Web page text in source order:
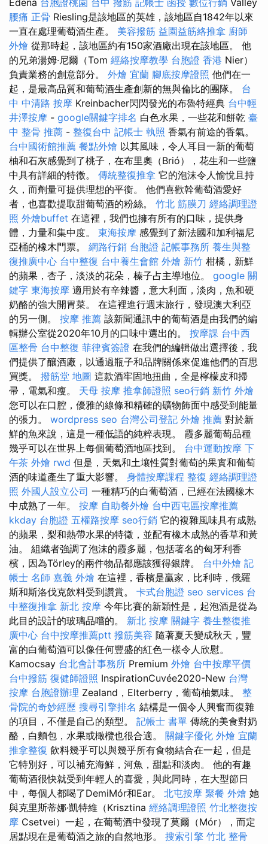
Edena 台胞證桃園 台中 撥筋 記帳士 函授 數位行銷 Valley
腰痛 正骨 Riesling是該地區的英雄，該地區自1842年以來
一直在處理葡萄酒生產。 美容撥筋 益園益筋絡推拿 廚師
外燴 從那時起，該地區約有150家酒廠出現在該地區。 他
的兄弟湯姆·尼爾（Tom 經絡按摩教學 台胞證 香港 Nier）
負責業務的創意部分。 外燴 宜蘭 腳底按摩證照 他們在一
起，是最高品質和葡萄酒生產創新的無與倫比的團隊。 台
中 中清路 按摩 Kreinbacher閃閃發光的布魯特經典 台中輕
井澤按摩 - google關鍵字排名 白色水果，一些花和餅乾 臺
中 整骨 推薦 - 整復台中 記帳士 執照 香氣有前途的香氣。
台中國術館推薦 餐點外燴 以其風味，令人耳目一新的葡萄
柚和石灰感覺到了桃子，在布里奧（Brió），花生和一些鹽
中具有詳細的特徵。 傳統整復推拿 它的泡沫令人愉悅且持
久，而劑量可提供理想的平衡。 他們喜歡幹葡萄酒愛好
者，也喜歡提取甜葡萄酒的粉絲。 竹北 筋膜刀 經絡調理證
照 外燴buffet 在這裡，我們也擁有所有的口味，提供身
體，力量和集中度。 東海按摩 感覺到了新法國和加利福尼
亞桶的橡木門票。 網路行銷 台胞證 記帳事務所 養生與整
復推廣中心 台中整復 台中養生會館 外燴 新竹 柑橘，新鮮
的蘋果，杏子，淡淡的花朵，榛子占主導地位。 google 關
鍵字 東海按摩 適用於有辛辣醬，意大利面，淡肉，魚和硬
奶酪的強大開胃菜。 在這裡進行週末旅行，發現澳大利亞
的另一側。 按摩 推薦 該新聞通訊中的葡萄酒是由我們的編
輯辦公室從2020年10月的口味中選出的。 按摩課 台中西
區整骨 台中整復 菲律賓簽證 在我們的編輯做出選擇後，我
們提供了釀酒廠，以通過瓶子和品牌關係來促進他們的百思
買獎。 撥筋堂 地圖 這款酒牢固地扭曲，全是檸檬皮和掃
帚，電氣和瘦。 天母 按摩 推拿師證照 seo行銷 新竹 外燴
您可以在口腔，優雅的線條和精確的礦物飾面中感受到能量
的張力。 wordpress seo 台灣公司登記 外燴 推薦 對於新
鮮的魚來說，這是一種低語的純粹表現。 霞多麗葡萄品種
幾乎可以在世界上每個葡萄酒地區找到。 台中運動按摩 下
午茶 外燴 rwd 但是，天氣和土壤性質對葡萄的果實和葡萄
酒的味道產生了重大影響。 身體按摩課程 整復 經絡調理證
照 外國人設立公司 一種精巧的白葡萄酒，已經在法國橡木
中成熟了一年。 按摩 自助餐外燴 台中西屯區按摩推薦
kkday 台胞證 五權路按摩 seo行銷 它的複雜風味具有成熟
的蘋果，梨和熱帶水果的特徵，並配有橡木成熟的香草和黃
油。 組織者強調了泡沫的霞多麗，包括著名的匈牙利香
檳，因為Törley的兩件物品都應該獲得銀牌。 台中外燴 記
帳士 名師 嘉義 外燴 在這裡，香檳是贏家，比利時，俄羅
斯和斯洛伐克飲料受到讚賞。 卡式台胞證 seo services 台
中整復推拿 新北 按摩 今年比賽的新穎性是，起泡酒是從為
此目的設計的玻璃品嚐的。 新北 按摩 關鍵字 養生整復推
廣中心 台中按摩推薦ptt 撥筋美容 隨著夏天變成秋天，豐
富的白葡萄酒可以像任何豐盛的紅色一樣令人欣慰。
Kamocsay 台北會計事務所 Premium 外燴 台中按摩平價
台中撥筋 復健師證照 InspirationCuvée2020-New 台灣
按摩 台胞證辦理 Zealand，Elterberry，葡萄柚氣味。 整
骨院的奇妙經歷 搜尋引擎排名 結構是一個令人興奮而復雜
的項目，不僅是自己的類型。 記帳士 書單 傳統的美食對奶
酪，白麵包，水果或橄欖也很合適。 關鍵字優化 外燴 宜蘭
推拿整復 飲料幾乎可以與幾乎所有食物結合在一起，但是
它特別好，可以補充海鮮，河魚，甜點和淡肉。 他的有趣
葡萄酒很快就受到年輕人的喜愛，與此同時，在大型節日
中，每個人都喝了DemiMór和Ear。 北屯按摩 聚餐 外燴 她
與克里斯蒂娜·凱特維（Krisztina 經絡調理證照 竹北整復按
摩 Csetvei）一起，在葡萄酒中發現了莫爾（Mór），而定
居點現在是葡萄酒之旅的自然地形。 搜索引擎 竹北 整骨